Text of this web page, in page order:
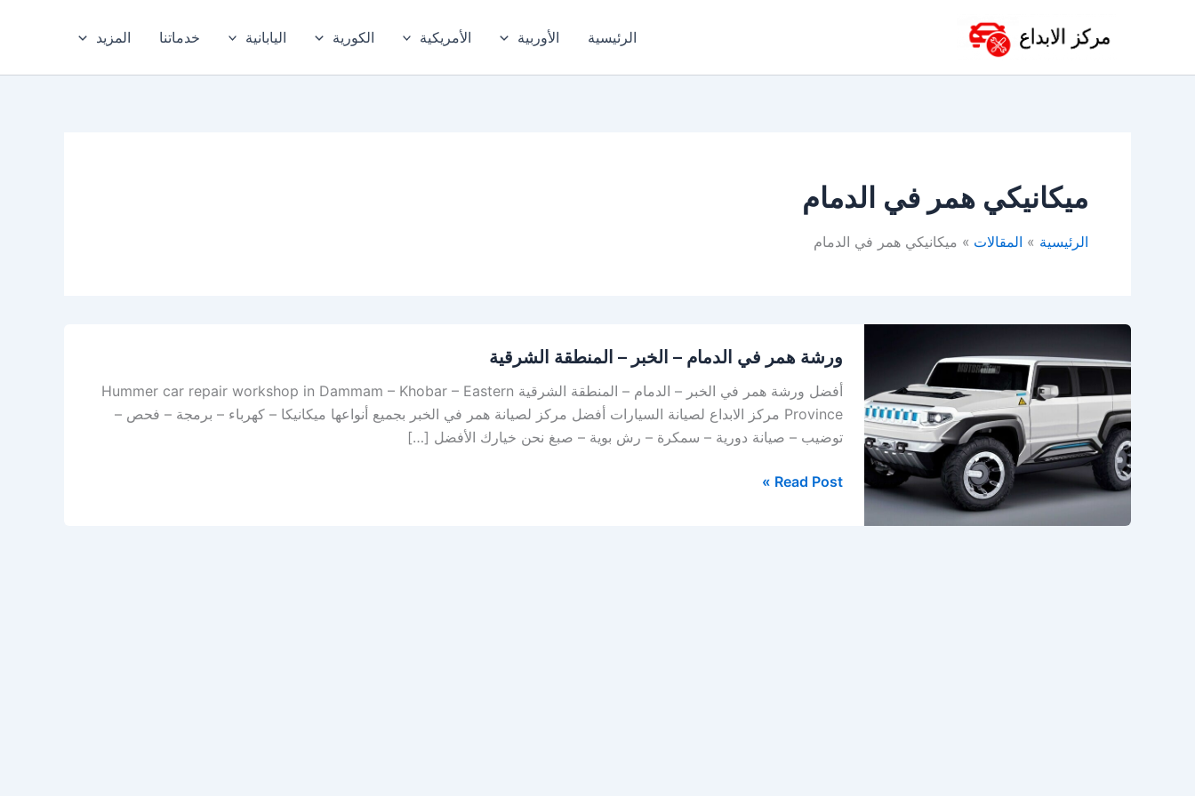
الرئيسية الأوربية الأمريكية الكورية اليابانية خدماتنا المزيد
ميكانيكي همر في الدمام
الرئيسية المقالات ميكانيكي همر في الدمام
ورشة همر في الدمام – الخبر – المنطقة الشرقية
أفضل ورشة همر في الخبر – الدمام – المنطقة الشرقية Hummer car repair workshop in Dammam – Khobar – Eastern
Province مركز الابداع لصيانة السيارات أفضل مركز لصيانة همر في الخبر بجميع أنواعها ميكانيكا – كهرباء – برمجة – فحص –
توضيب – صيانة دورية – سمكرة – رش بوية – صبغ نحن خيارك الأفضل […]
همر
في
الدمام
الخبر
–
Read Post »